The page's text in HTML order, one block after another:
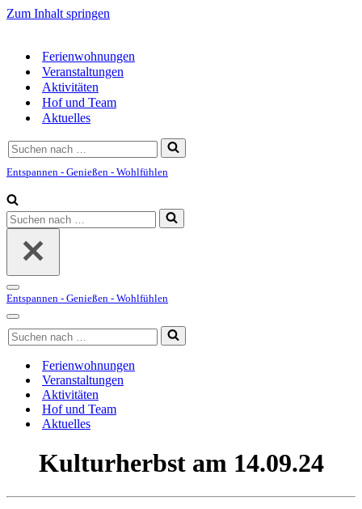
Zum Inhalt springen
Ferienwohnungen
Veranstaltungen
Aktivitäten
Hof und Team
Aktuelles
Suchen
nach …
Entspannen - Genießen - Wohlfühlen
Suchen
nach …
Navigationsmenü
Entspannen - Genießen - Wohlfühlen
Navigationsmenü
Suchen
nach …
Ferienwohnungen
Veranstaltungen
Aktivitäten
Hof und Team
Aktuelles
Kulturherbst am 14.09.24